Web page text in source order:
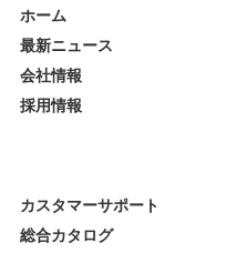
ホーム
最新ニュース
会社情報
採用情報
カスタマーサポート
総合カタログ